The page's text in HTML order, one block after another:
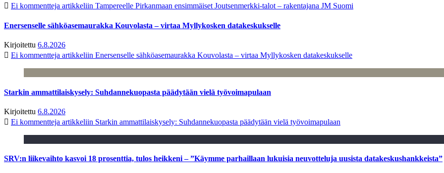
Ei kommentteja artikkeliin Tampereelle Pirkanmaan ensimmäiset Joutsenmerkki-talot – rakentajana JM Suomi
Enersenselle sähköasemaurakka Kouvolasta – virtaa Myllykosken datakeskukselle
Kirjoitettu 6.8.2026
Ei kommentteja artikkeliin Enersenselle sähköasemaurakka Kouvolasta – virtaa Myllykosken datakeskukselle
Starkin ammattilaiskysely: Suhdannekuopasta päädytään vielä työvoimapulaan
Kirjoitettu 6.8.2026
Ei kommentteja artikkeliin Starkin ammattilaiskysely: Suhdannekuopasta päädytään vielä työvoimapulaan
SRV:n liikevaihto kasvoi 18 prosenttia, tulos heikkeni – ”Käymme parhaillaan lukuisia neuvotteluja uusista datakeskushankkeista”